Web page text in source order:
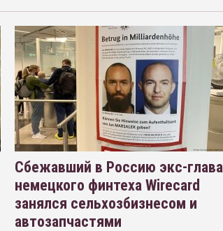
Сбежавший в Россию экс-глава
немецкого финтеха Wirecard
занялся сельхозбизнесом и
автозапчастями